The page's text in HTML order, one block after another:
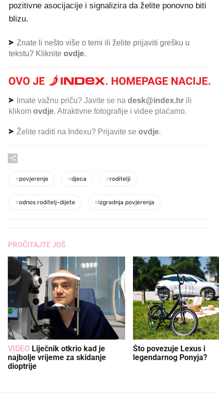
pozitivne asocijacije i signalizira da želite ponovno biti
blizu.
Znate li nešto više o temi ili želite prijaviti grešku u
tekstu? Kliknite ovdje.
Imate važnu priču? Javite se na desk@index.hr ili
klikom ovdje. Atraktivne fotografije i videe plaćamo.
Želite raditi na Indexu? Prijavite se ovdje.
#povjerenje #djeca #roditelji
#odnos roditelj-dijete #izgradnja povjerenja
PROČITAJTE JOŠ
VIDEO
najbolje vrijeme za skidanje
dioptrije
Što povezuje Lexus i
legendarnog Ponyja?